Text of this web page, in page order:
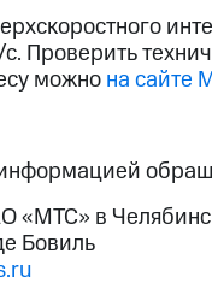
с. Проверить
можнона сайте
«МТС» в
Бовиль